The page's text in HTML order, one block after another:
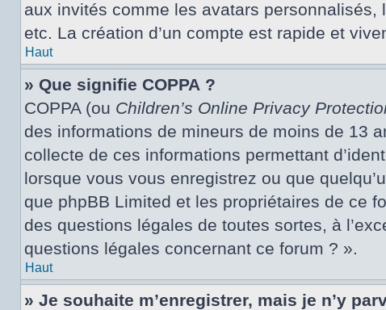
aux invités comme les avatars personnalisés,
etc. La création d’un compte est rapide et
Haut
» Que signifie COPPA ?
COPPA (ou Children’s Online Privacy
des informations de mineurs de moins de 13
collecte de ces informations permettant
lorsque vous vous enregistrez ou que
que phpBB Limited et les propriétaires de ce
des questions légales de toutes sortes, à
questions légales concernant ce forum ? ».
Haut
» Je souhaite m’enregistrer, mais je n’y